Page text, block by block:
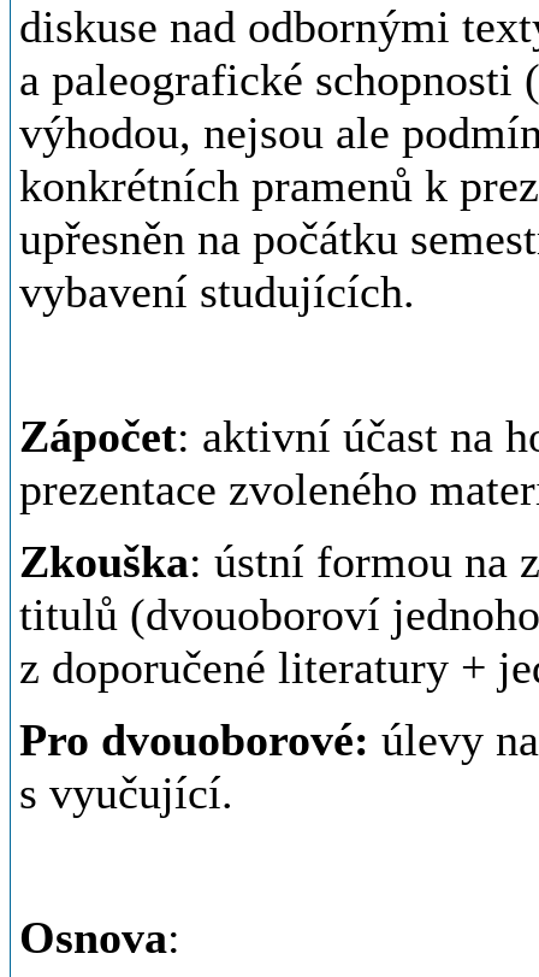
diskuse nad odbornými
a paleografické
výhodou, nejsou ale
konkrétních pramenů k
upřesněn na počátku
vybavení studujících.
Zápočet: aktivní účast na
prezentace zvoleného
Zkouška: ústní formou na
titulů (dvouoboroví
z doporučené literatury +
Pro dvouoborové: úlevy
s vyučující.
Osnova: